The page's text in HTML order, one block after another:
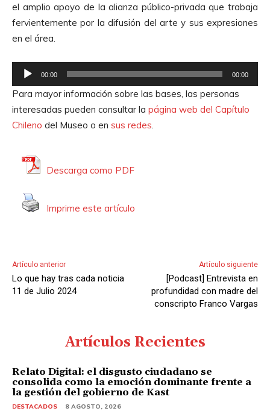
el amplio apoyo de la alianza público-privada que trabaja
fervientemente por la difusión del arte y sus expresiones
en el área.
e
p
r
o
A
u
00:00 00:00
Para mayor información sobre las bases, las personas
interesadas pueden consultar la página web del Capítulo
Chileno del Museo o en sus redes
Descarga como PDF
Imprime este artículo
Artículo anterior
Lo que hay tras cada noticia
11 de Julio 2024
Artículo siguiente
[Podcast] Entrevista en
profundidad con madre del
conscripto Franco Vargas
Artículos Recientes
Relato Digital: el disgusto ciudadano se
consolida como la emoción dominante frente a
la gestión del gobierno de Kast
DESTACADOS 8 AGOSTO, 2026